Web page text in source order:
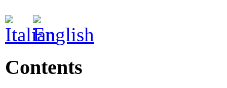
Contents